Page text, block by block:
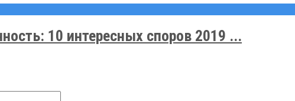
10 интересных споров 2019 ...